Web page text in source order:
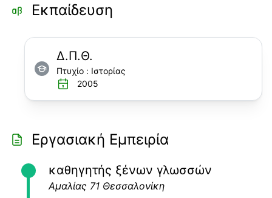
Εκπαίδευση
Δ.Π.Θ.
Πτυχίο : Ιστορίας
2005
Εργασιακή Εμπειρία
καθηγητής ξένων γλωσσών
Αμαλίας 71 Θεσσαλονίκη